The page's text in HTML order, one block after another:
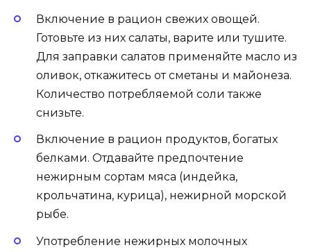
Включение в рацион свежих овощей.
Готовьте из них салаты, варите или тушите.
Для заправки салатов применяйте масло из
оливок, откажитесь от сметаны и майонеза.
Количество потребляемой соли также
снизьте.
Включение в рацион продуктов, богатых
белками. Отдавайте предпочтение
нежирным сортам мяса (индейка,
крольчатина, курица), нежирной морской
рыбе.
Употребление нежирных молочных